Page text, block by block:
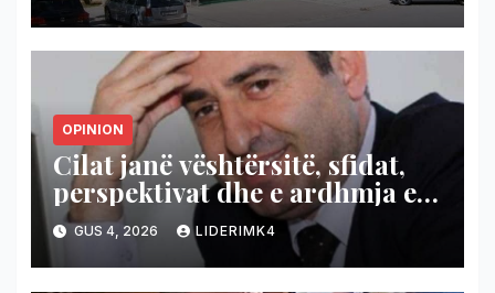
OPINION
Cilat janë vështërsitë, sfidat,
perspektivat dhe e ardhmja e
demokracisë në kontesktin e
tanishëm, politik dhe
diplomatik?
GUS 4, 2026 LIDERIMK4